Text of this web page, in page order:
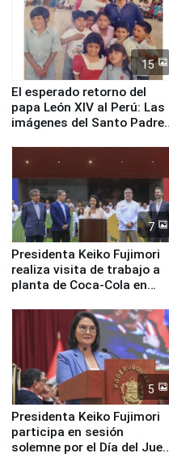
15
El esperado retorno del
papa León XIV al Perú: Las
imágenes del Santo Padre
7
Presidenta Keiko Fujimori
realiza visita de trabajo a
planta de Coca-Cola en
5
Presidenta Keiko Fujimori
participa en sesión
solemne por el Día del Juez